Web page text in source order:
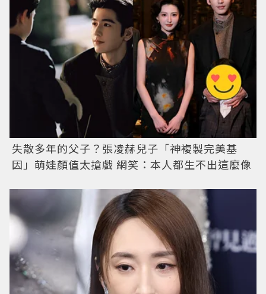
失散多年的父子？張凌赫兒子「神複製完美基
因」萌娃顏值太搶戲 網笑：本人都生不出這麼像